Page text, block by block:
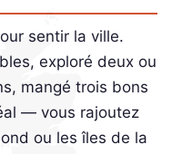
sentir la ville.
exploré deux ou
mangé trois bons
— vous rajoutez
ou les îles de la